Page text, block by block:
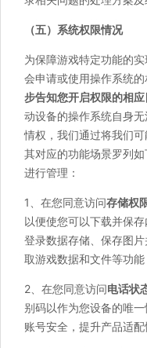
（五）系统权限情况
为保障游戏特定功能的
会申请或使用操作系统的
步告知您开启权限的相
动设备的操作系统自身
情权，我们通过将我们
其对应的功能场景罗列
进行管理：
1、在您同意访问存储权
以便使您可以下载并保
登录数据存储、保存图
取游戏数据和文件等功能
2、在您同意访问电话状
别码以作为您设备的唯
账号安全，提升产品适配